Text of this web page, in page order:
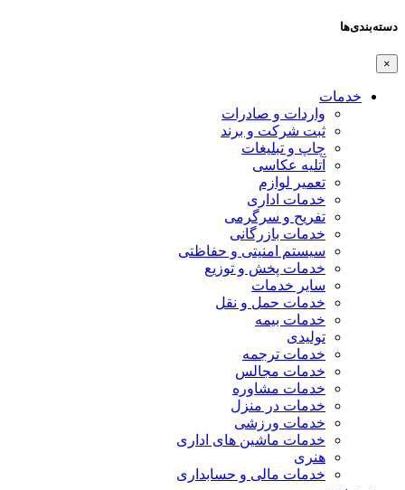
دسته‌بندی‌ها
×
خدمات
واردات و صادرات
ثبت شرکت و برند
چاپ و تبلیغات
آتلیه عکاسی
تعمیر لوازم
خدمات اداری
تفریح و سرگرمی
خدمات بازرگانی
سیستم امنیتی و حفاظتی
خدمات پخش و توزیع
سایر خدمات
خدمات حمل و نقل
خدمات بیمه
تولیدی
خدمات ترجمه
خدمات مجالس
خدمات مشاوره
خدمات در منزل
خدمات ورزشی
خدمات ماشین های اداری
هنری
خدمات مالی و حسابداری